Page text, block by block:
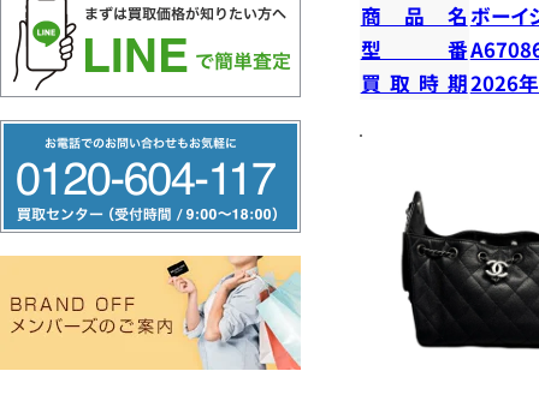
リ
ー
ヤ
商品名ボーイ
型番
買取時期2026